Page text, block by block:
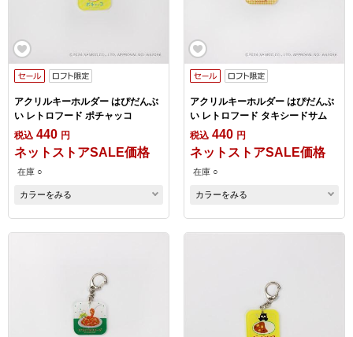
アクリルキーホルダー はぴだんぶ
い レトロフード ポチャッコ
税込 440 円
ネットストアSALE価格
在庫 ○
カラーをみる
アクリルキーホルダー はぴだんぶ
い レトロフード タキシードサム
税込 440 円
ネットストアSALE価格
在庫 ○
カラーをみる